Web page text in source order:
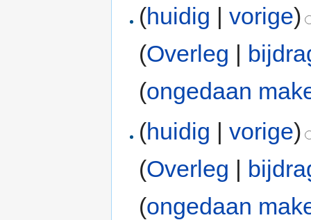
(huidig |vorige)
(Overleg |
(ongedaan
(huidig |vorige)
(Overleg |
(ongedaan